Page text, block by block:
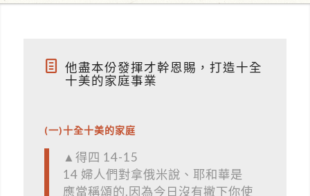
他盡本份發揮才幹恩賜，打造十全
十美的家庭事業
(一)十全十美的家庭
▲得四 14-15
14 婦人們對拿俄米說、耶和華是
應當稱頌的.因為今日沒有撇下你使